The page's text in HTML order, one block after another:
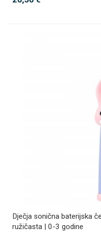
Dječja sonična baterijska
ružičasta | 0-3 godine